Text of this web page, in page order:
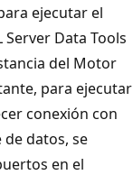
ejecutar el
Data Tools
del Motor
para ejecutar
conexión con
datos, se
en el